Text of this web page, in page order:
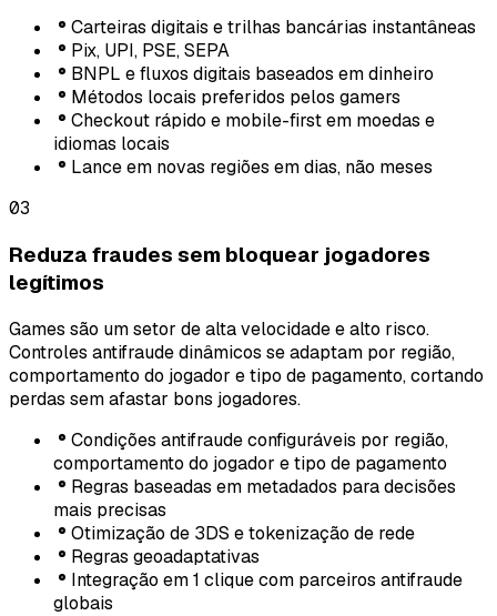
Carteiras digitais e trilhas bancárias instantâneas
Pix, UPI, PSE, SEPA
BNPL e fluxos digitais baseados em dinheiro
Métodos locais preferidos pelos gamers
Checkout rápido e mobile-first em moedas e
idiomas locais
Lance em novas regiões em dias, não meses
03
Reduza fraudes sem bloquear jogadores
legítimos
Games são um setor de alta velocidade e alto risco.
Controles antifraude dinâmicos se adaptam por região,
comportamento do jogador e tipo de pagamento, cortando
perdas sem afastar bons jogadores.
Condições antifraude configuráveis por região,
comportamento do jogador e tipo de pagamento
Regras baseadas em metadados para decisões
mais precisas
Otimização de 3DS e tokenização de rede
Regras geoadaptativas
Integração em 1 clique com parceiros antifraude
globais